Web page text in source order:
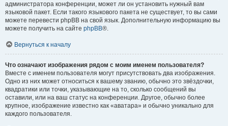
администратора конференции, может ли он установить нужный вам
языковой пакет. Если такого языкового пакета не существует, то вы сами
можете перевести phpBB на свой язык. Дополнительную информацию вы
можете получить на сайте phpBB®.
Вернуться к началу
Что означают изображения рядом с моим именем пользователя?
Вместе с именем пользователя могут присутствовать два изображения.
Одно из них может относиться к вашему званию, обычно это звёздочки,
квадратики или точки, указывающие на то, сколько сообщений вы
оставили, или на ваш статус на конференции. Другое, обычно более
крупное, изображение известно как «аватара» и обычно уникально для
каждого пользователя.